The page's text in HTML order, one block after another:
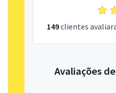
149clientes
Avaliações